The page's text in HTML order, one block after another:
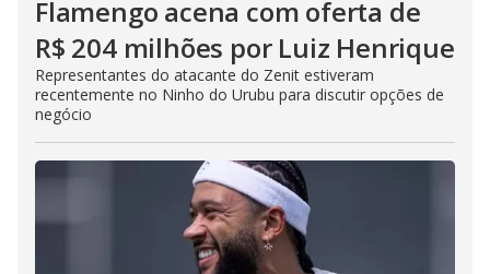
Flamengo acena com oferta de
R$ 204 milhões por Luiz Henrique
Representantes do atacante do Zenit estiveram
recentemente no Ninho do Urubu para discutir opções de
negócio